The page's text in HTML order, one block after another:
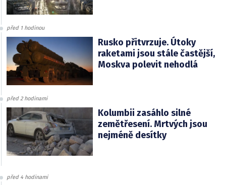
před 1 hodinou
Rusko přitvrzuje. Útoky
raketami jsou stále častější,
Moskva polevit nehodlá
před 2 hodinami
Kolumbii zasáhlo silné
zemětřesení. Mrtvých jsou
nejméně desítky
před 4 hodinami